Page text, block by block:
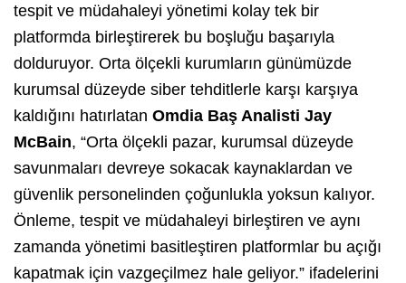
tespit ve müdahaleyi yönetimi kolay tek bir
platformda birleştirerek bu boşluğu başarıyla
dolduruyor. Orta ölçekli kurumların günümüzde
kurumsal düzeyde siber tehditlerle karşı karşıya
kaldığını hatırlatan Omdia Baş Analisti Jay
McBain, “Orta ölçekli pazar, kurumsal düzeyde
savunmaları devreye sokacak kaynaklardan ve
güvenlik personelinden çoğunlukla yoksun kalıyor.
Önleme, tespit ve müdahaleyi birleştiren ve aynı
zamanda yönetimi basitleştiren platformlar bu açığı
kapatmak için vazgeçilmez hale geliyor.” ifadelerini